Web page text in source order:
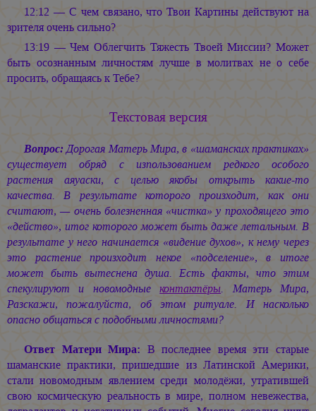
12:12 — С чем связано, что Твои Картины действуют на
зрителя очень сильно?
13:19 — Чем Облегчить Тяжесть Твоей Миссии? Может
быть осознанным личностям лучше в молитвах не о себе
просить, обращаясь к Тебе?
Текстовая версия
Вопрос:Дорогая Матерь Мира, в «шаманских практиках»
существует обряд с изпользованием редкого особого
растения аяуаски, с целью якобы открыть какие-то
качества. В результате которого произходит, как они
считают, — очень болезненная «чистка» у проходящего это
«действо», итог которого может быть даже летальным. В
результате у него начинается «видение духов», к нему через
это растение произходит некое «подселение», в итоге
может быть вытеснена душа. Есть факты, что этим
спекулируют и новомодныеконтактёры. Матерь Мира,
Разскажи, пожалуйста, об этом ритуале. И насколько
опасно общаться с подобными личностями?
Ответ Матери Мира: В последнее время эти старые
шаманские практики, пришедшие из Латинской Америки,
стали новомодным явлением среди молодёжи, утратившей
свою космическую реальность в мире, полном невежества,